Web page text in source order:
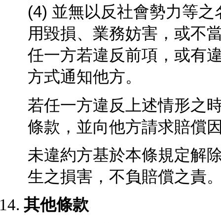
(4) 並無以反社會勢力等
用毀損、業務妨害，或不
任一方若違反前項，或有
方式通知他方。
若任一方違反上述情形之
條款，並向他方請求賠償
未違約方基於本條規定解
生之損害，不負賠償之責
其他條款